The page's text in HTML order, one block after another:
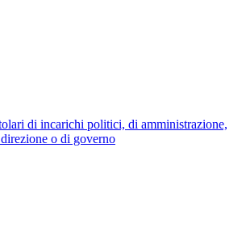
di incarichi politici, di amministrazione,
o di governo